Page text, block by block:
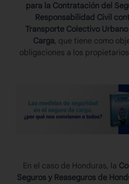
para la Contratación del
Responsabilidad Civil
Transporte Colectivo
Carga, que tiene como
obligaciones a los
En el caso de Honduras, la
Seguros y Reaseguros de